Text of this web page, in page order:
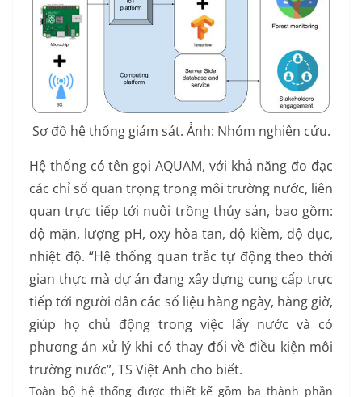
Sơ đồ hệ thống giám sát. Ảnh: Nhóm nghiên cứu.
Hệ thống có tên gọi AQUAM, với khả năng đo đạc
các chỉ số quan trọng trong môi trường nước, liên
quan trực tiếp tới nuôi trồng thủy sản, bao gồm:
độ mặn, lượng pH, oxy hòa tan, độ kiềm, độ đục,
nhiệt độ. “Hệ thống quan trắc tự động theo thời
gian thực mà dự án đang xây dựng cung cấp trực
tiếp tới người dân các số liệu hàng ngày, hàng giờ,
giúp họ chủ động trong việc lấy nước và có
phương án xử lý khi có thay đổi về điều kiện môi
trường nước”, TS Việt Anh cho biết.
Toàn bộ hệ thống được thiết kế gồm ba thành phần